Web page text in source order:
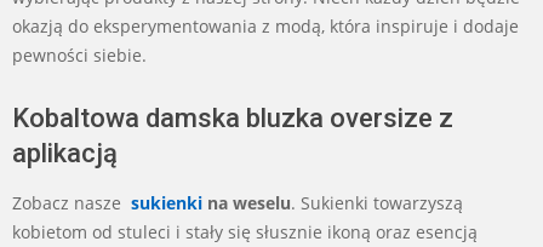
okazją do eksperymentowania z modą, która inspiruje i dodaje
pewności siebie.
Kobaltowa damska bluzka oversize z
aplikacją
Zobacz nasze sukienki na weselu. Sukienki towarzyszą
kobietom od stuleci i stały się słusznie ikoną oraz esencją